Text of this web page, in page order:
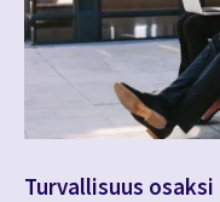
Turvallisuus osaksi